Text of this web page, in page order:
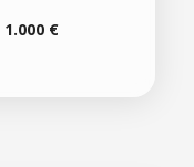
1.000 €